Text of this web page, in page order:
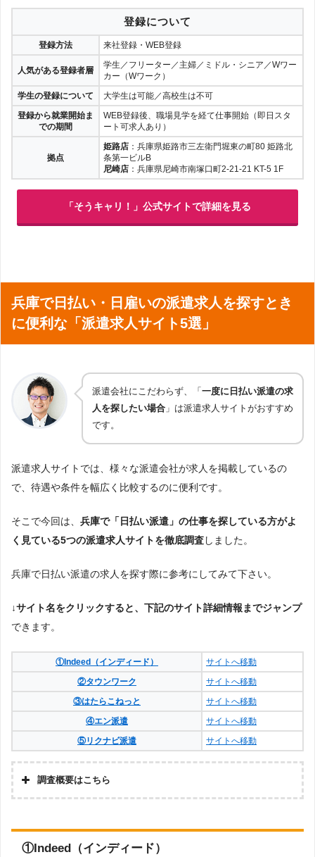
登録について
登録方法 来社登録・WEB登録
人気がある登録者層
学生／フリーター／主婦／ミドル・シニア／Wワー
カー（Wワーク）
学生の登録について
大学生は可能／高校生は不可
登録から就業開始ま
での期間
WEB登録後、職場見学を経て仕事開始（即日スタ
ート可求人あり）
拠点
姫路店 ：兵庫県姫路市三左衛門堀東の町80 姫路北
条第一ビルB
尼崎店 ：兵庫県尼崎市南塚口町2-21-21 KT-5 1F
「そうキャリ！」公式サイトで詳細を見る
兵庫で日払い・日雇いの派遣求人を探すとき
に便利な「派遣求人サイト5選」
派遣会社にこだわらず、「 一度に日払い派遣の求
人を探したい場合 」は派遣求人サイトがおすすめ
です。
派遣求人サイトでは、様々な派遣会社が求人を掲載しているの
で、待遇や条件を幅広く比較するのに便利です。
そこで今回は、 兵庫で「日払い派遣」の仕事を探している方がよ
く見ている5つの派遣求人サイトを徹底調査しました。
兵庫で日払い派遣の求人を探す際に参考にしてみて下さい。
↓サイト名をクリックすると、下記のサイト詳細情報までジャンプ
できます。
①Indeed（インディード）
サイトへ移動
②タウンワーク
サイトへ移動
③はたらこねっと
サイトへ移動
④エン派遣
サイトへ移動
⑤リクナビ派遣
サイトへ移動
調査概要はこちら
①Indeed（インディード）